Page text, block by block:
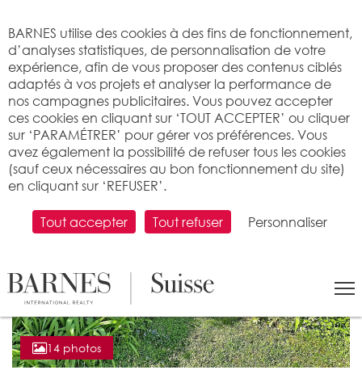
14 photos
BARNES utilise des cookies à des fins de fonctionnement,
d’analyses statistiques, de personnalisation de votre
expérience, afin de vous proposer des contenus ciblés
adaptés à vos projets et analyser la performance de
nos campagnes publicitaires. Vous pouvez accepter
ces cookies en cliquant sur ‘TOUT ACCEPTER’ ou cliquer
sur ‘PARAMÉTRER’ pour gérer vos préférences. Vous
avez également la possibilité de refuser tous les cookies
(sauf ceux nécessaires au bon fonctionnement du site)
en cliquant sur ‘REFUSER’.
Tout accepter Tout refuser Personnaliser